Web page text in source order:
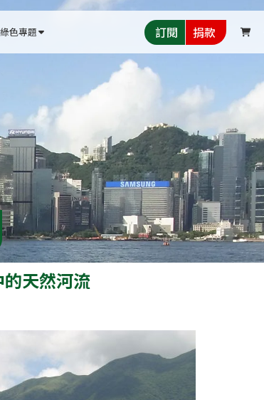
綠色專題  訂閱 捐款 
天然河流